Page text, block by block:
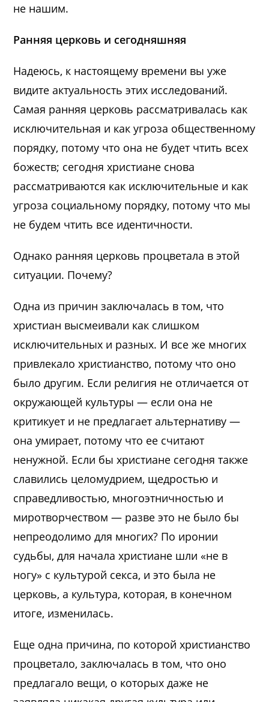
не нашим.
Ранняя церковь и сегодняшняя
Надеюсь, к настоящему времени вы уже
видите актуальность этих исследований.
Самая ранняя церковь рассматривалась как
исключительная и как угроза общественному
порядку, потому что она не будет чтить всех
божеств; сегодня христиане снова
рассматриваются как исключительные и как
угроза социальному порядку, потому что мы
не будем чтить все идентичности.
Однако ранняя церковь процветала в этой
ситуации. Почему?
Одна из причин заключалась в том, что
христиан высмеивали как слишком
исключительных и разных. И все же многих
привлекало христианство, потому что оно
было другим. Если религия не отличается от
окружающей культуры — если она не
критикует и не предлагает альтернативу —
она умирает, потому что ее считают
ненужной. Если бы христиане сегодня также
славились целомудрием, щедростью и
справедливостью, многоэтничностью и
миротворчеством — разве это не было бы
непреодолимо для многих? По иронии
судьбы, для начала христиане шли «не в
ногу» с культурой секса, и это была не
церковь, а культура, которая, в конечном
итоге, изменилась.
Еще одна причина, по которой христианство
процветало, заключалась в том, что оно
предлагало вещи, о которых даже не